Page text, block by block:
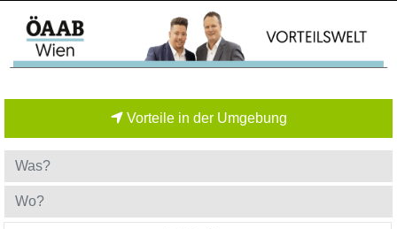
Vorteile in der Umgebung